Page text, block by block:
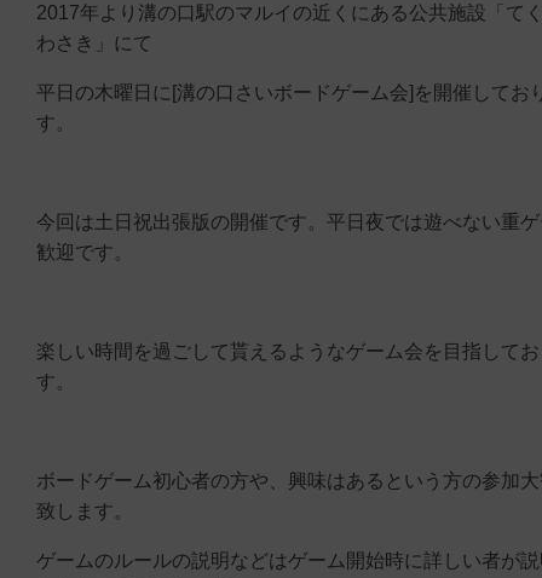
2017年より溝の口駅のマルイの近くにある公共施設「て
わさき」にて
平日の木曜日に[溝の口さいボードゲーム会]を開催してお
す。
今回は土日祝出張版の開催です。平日夜では遊べない重
歓迎です。
楽しい時間を過ごして貰えるようなゲーム会を目指して
す。
ボードゲーム初心者の方や、興味はあるという方の参加
致します。
ゲームのルールの説明などはゲーム開始時に詳しい者が